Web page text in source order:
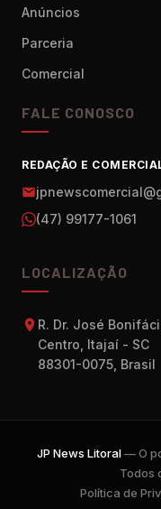
Anúncios
Parceria
Comercial
FALE CONOSCO
REDAÇÃO E
(47) 99177-1061
LOCALIZAÇÃO
R. Dr. José
Centro, Itajaí - SC
88301-0075, Brasil
JP News Litoral— O
Todos
Política de